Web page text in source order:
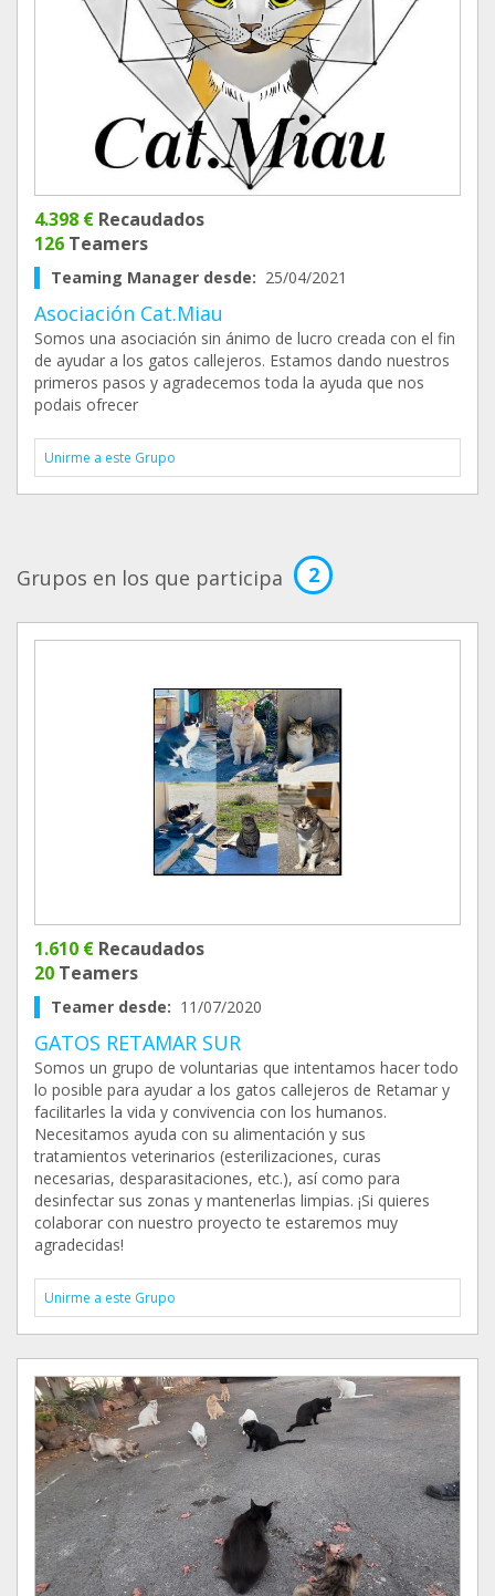
4.398 € Recaudados
126 Teamers
Teaming Manager desde: 25/04/2021
Asociación Cat.Miau
Somos una asociación sin ánimo de lucro creada con el fin
de ayudar a los gatos callejeros. Estamos dando nuestros
primeros pasos y agradecemos toda la ayuda que nos
podais ofrecer
Unirme a este Grupo
Grupos en los que participa 2
1.610 € Recaudados
20 Teamers
Teamer desde: 11/07/2020
GATOS RETAMAR SUR
Somos un grupo de voluntarias que intentamos hacer todo
lo posible para ayudar a los gatos callejeros de Retamar y
facilitarles la vida y convivencia con los humanos.
Necesitamos ayuda con su alimentación y sus
tratamientos veterinarios (esterilizaciones, curas
necesarias, desparasitaciones, etc.), así como para
desinfectar sus zonas y mantenerlas limpias. ¡Si quieres
colaborar con nuestro proyecto te estaremos muy
agradecidas!
Unirme a este Grupo